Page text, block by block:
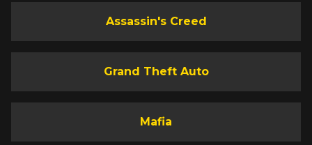
Assassin's Creed
Grand Theft Auto
Mafia